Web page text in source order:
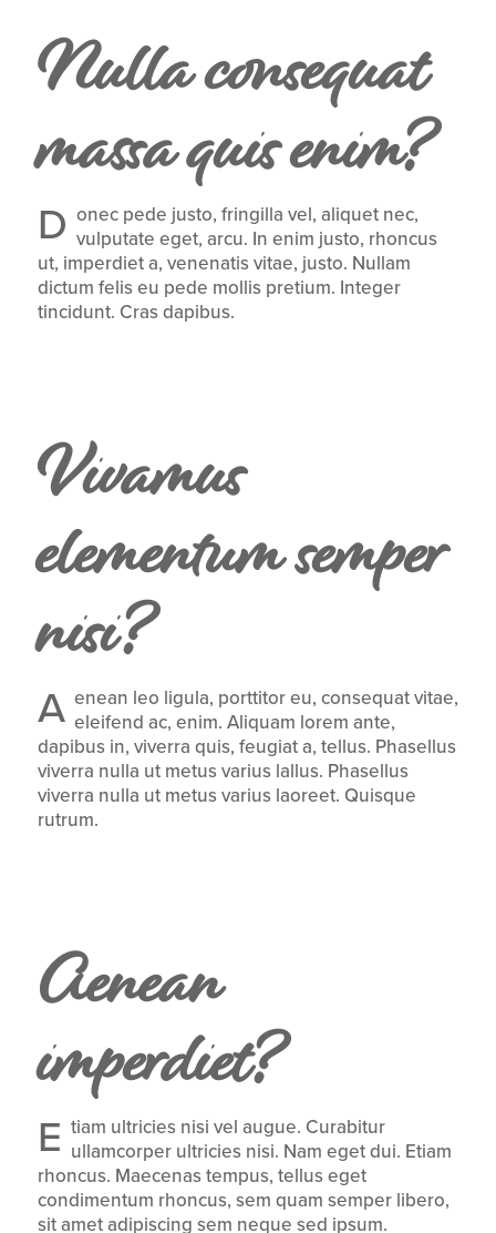
Nulla consequat
massa quis enim?
D onec pede justo, fringilla vel, aliquet nec,
vulputate eget, arcu. In enim justo, rhoncus
ut, imperdiet a, venenatis vitae, justo. Nullam
dictum felis eu pede mollis pretium. Integer
tincidunt. Cras dapibus.
Vivamus
elementum semper
nisi?
A enean leo ligula, porttitor eu, consequat vitae,
eleifend ac, enim. Aliquam lorem ante,
dapibus in, viverra quis, feugiat a, tellus. Phasellus
viverra nulla ut metus varius lallus. Phasellus
viverra nulla ut metus varius laoreet. Quisque
rutrum.
Aenean
imperdiet?
E tiam ultricies nisi vel augue. Curabitur
ullamcorper ultricies nisi. Nam eget dui. Etiam
rhoncus. Maecenas tempus, tellus eget
condimentum rhoncus, sem quam semper libero,
sit amet adipiscing sem neque sed ipsum.